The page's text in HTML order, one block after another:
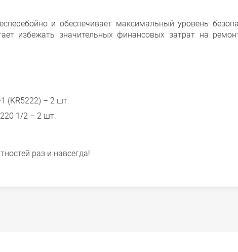
и обеспечивает максимальный уровень
избежать значительных финансовых затрат на
(KR5222) – 2 шт.
1/2 – 2 шт.
раз и навсегда!